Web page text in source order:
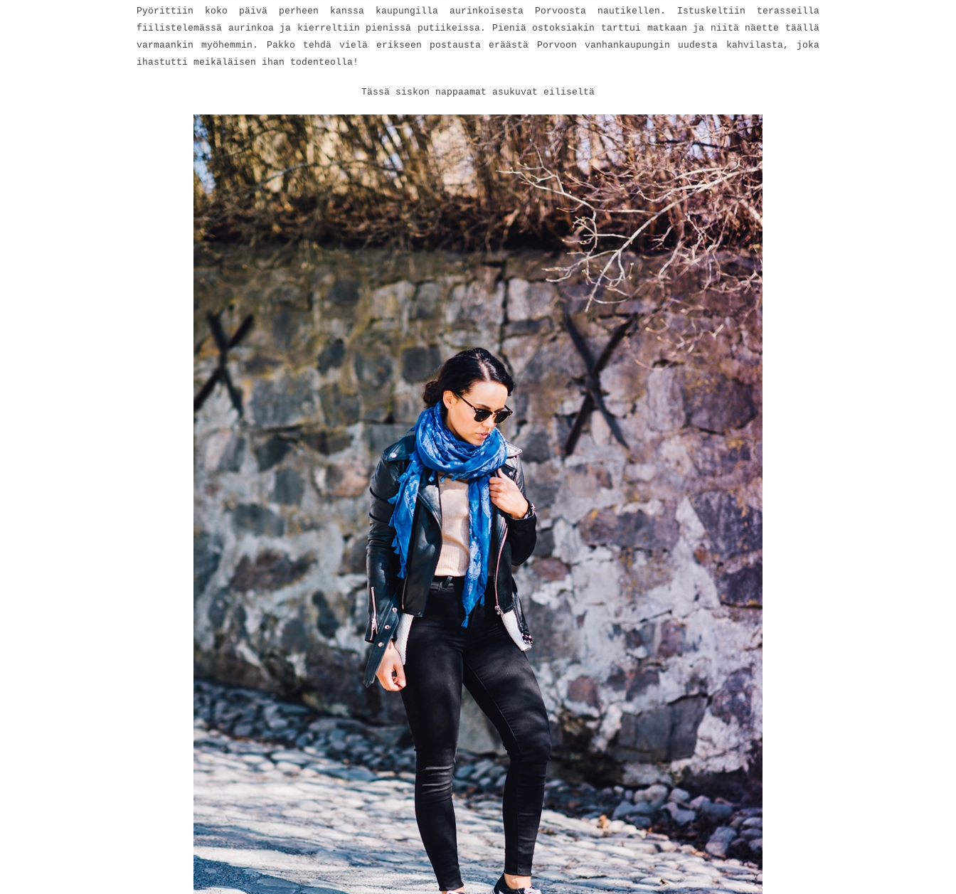
Pyörittiin koko päivä perheen kanssa kaupungilla aurinkoisesta Porvoosta nautikellen. Istuskeltiin terasseilla
fiilistelemässä aurinkoa ja kierreltiin pienissä putiikeissa. Pieniä ostoksiakin tarttui matkaan ja niitä näette täällä
varmaankin myöhemmin. Pakko tehdä vielä erikseen postausta eräästä Porvoon vanhankaupungin uudesta kahvilasta, joka
ihastutti meikäläisen ihan todenteolla!
Tässä siskon nappaamat asukuvat eiliseltä